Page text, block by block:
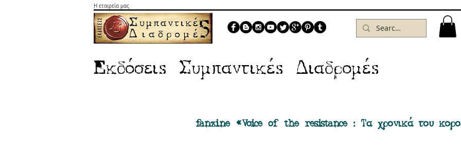
Η εταιρεία μας
Eκδόσειs Συμπαντικέs Διαδρομέs
fanzine «Voice of the resistance : Τα χρονικά του